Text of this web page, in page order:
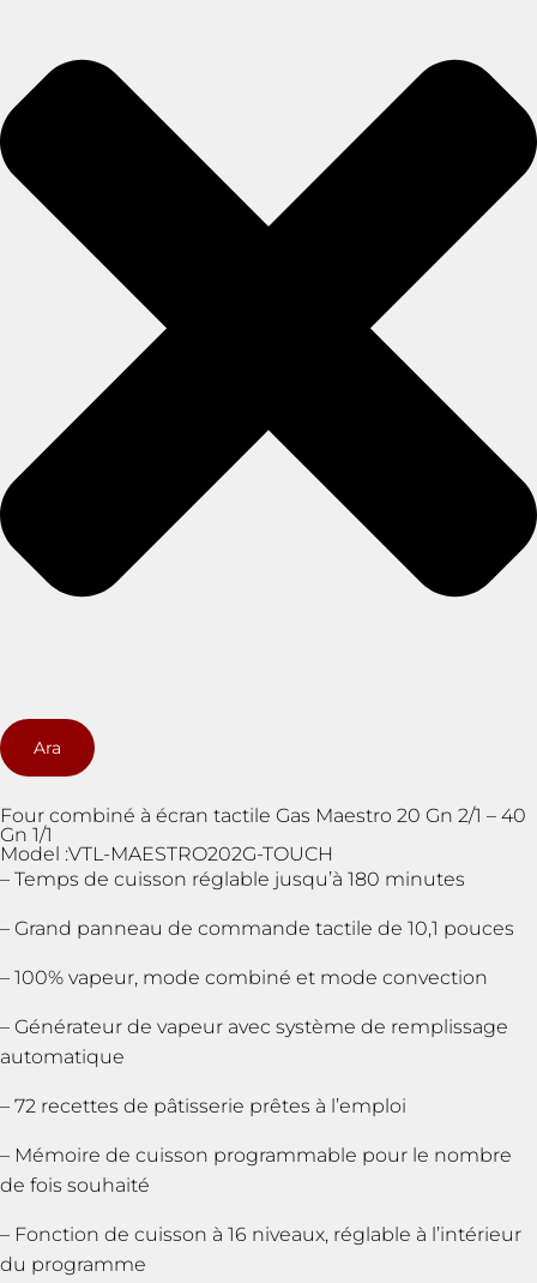
Ara
Four combiné à écran tactile Gas Maestro 20 Gn 2/1 – 40
Gn 1/1
Model :VTL-MAESTRO202G-TOUCH
– Temps de cuisson réglable jusqu’à 180 minutes
– Grand panneau de commande tactile de 10,1 pouces
– 100% vapeur, mode combiné et mode convection
– Générateur de vapeur avec système de remplissage
automatique
– 72 recettes de pâtisserie prêtes à l’emploi
– Mémoire de cuisson programmable pour le nombre
de fois souhaité
– Fonction de cuisson à 16 niveaux, réglable à l’intérieur
du programme